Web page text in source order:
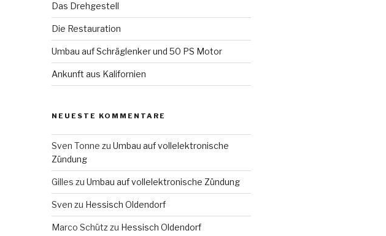
Das Drehgestell
Die Restauration
Umbau auf Schräglenker und 50 PS Motor
Ankunft aus Kalifornien
NEUESTE KOMMENTARE
Sven Tonne zu Umbau auf vollelektronische
Zündung
Gilles zu Umbau auf vollelektronische Zündung
Sven zu Hessisch Oldendorf
Marco Schützzu Hessisch Oldendorf